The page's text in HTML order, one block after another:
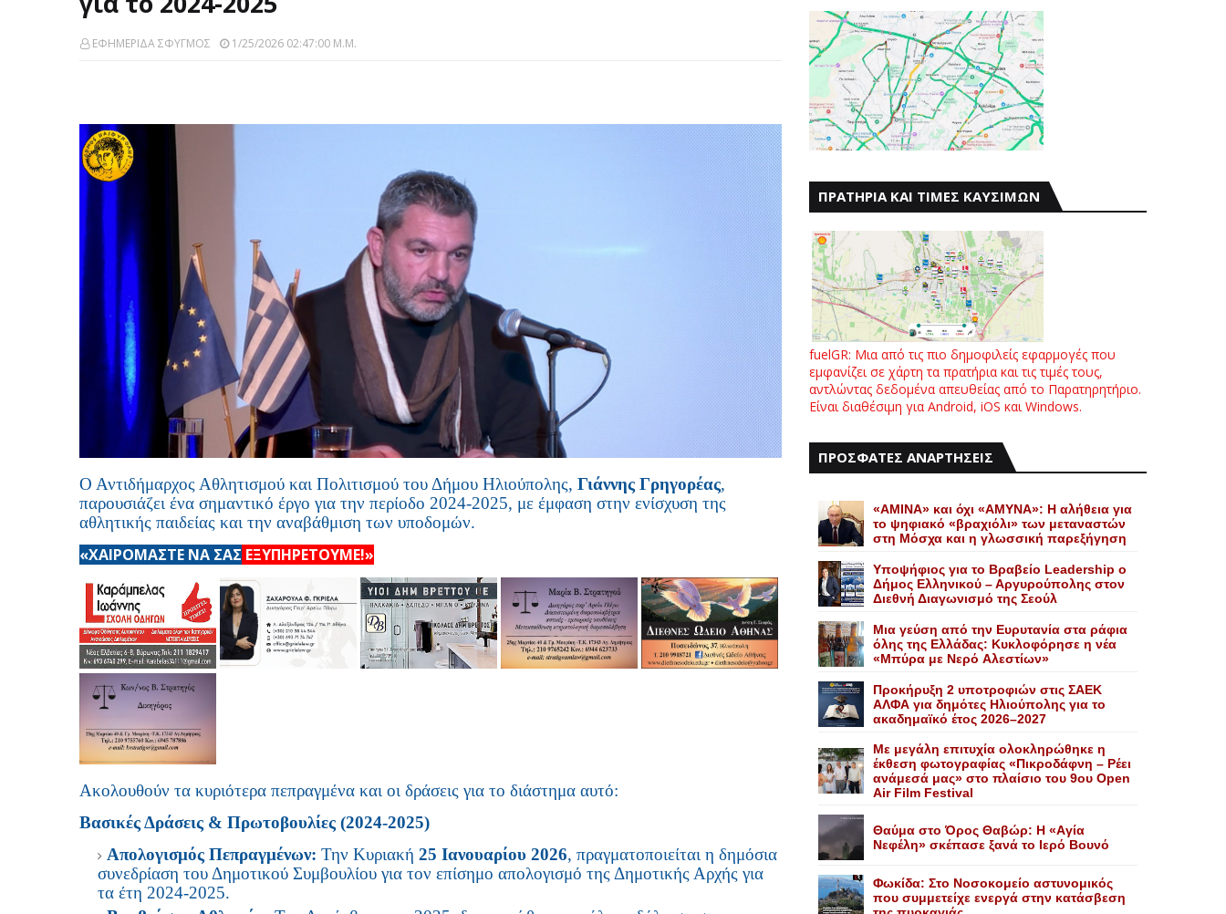
ΕΦΗΜΕΡΙΔΑ ΣΦΥΓΜΟΣ 1/25/2026 02:47:00 Μ.μ.
Ο Αντιδήμαρχος Αθλητισμού και Πολιτισμού του Δήμου Ηλιούπολης, Γιάννης Γρηγορέας,
παρουσιάζει ένα σημαντικό έργο για την περίοδο 2024-2025, με έμφαση στην ενίσχυση της
αθλητικής παιδείας και την αναβάθμιση των υποδομών.
«ΧΑΙΡΟΜΑΣΤΕ ΝΑ ΣΑΣ ΕΞΥΠΗΡΕΤΟΥΜΕ!»
Ακολουθούν τα κυριότερα πεπραγμένα και οι δράσεις για το διάστημα αυτό:
Βασικές Δράσεις & Πρωτοβουλίες (2024-2025)
Απολογισμός Πεπραγμένων: Την Κυριακή 25 Ιανουαρίου 2026, πραγματοποιείται η δημόσια
συνεδρίαση του Δημοτικού Συμβουλίου για τον επίσημο απολογισμό της Δημοτικής Αρχής για
τα έτη 2024-2025.
ΠΡΑΤΗΡΙΑ ΚΑΙ ΤΙΜΕΣ ΚΑΥΣΙΜΩΝ
fuelGR: Μια από τις πιο δημοφιλείς εφαρμογές που
εμφανίζει σε χάρτη τα πρατήρια και τις τιμές τους,
αντλώντας δεδομένα απευθείας από το Παρατηρητήριο.
Είναι διαθέσιμη για Android, iOS και Windows.
ΠΡΟΣΦΑΤΕΣ ΑΝΑΡΤΗΣΕΙΣ
«AMINA» και όχι «ΑΜΥΝΑ»: Η αλήθεια για
το ψηφιακό «βραχιόλι» των μεταναστών
στη Μόσχα και η γλωσσική παρεξήγηση
Yποψήφιος για το Bραβείο Leadership ο
Δήμος Ελληνικού – Αργυρούπολης στον
Διεθνή Διαγωνισμό της Σεούλ
Mια γεύση από την Eυρυτανία στα ράφια
όλης της Ελλάδας: Κυκλοφόρησε η νέα
«Μπύρα με Nερό Aλεστίων»
Προκήρυξη 2 υποτροφιών στις ΣΑΕΚ
ΑΛΦΑ για δημότες Ηλιούπολης για το
ακαδημαϊκό έτος 2026–2027
Με μεγάλη επιτυχία ολοκληρώθηκε η
έκθεση φωτογραφίας «Πικροδάφνη – Ρέει
ανάμεσά μας» στο πλαίσιο του 9ου Open
Air Film Festival
Θαύμα στο Όρος Θαβώρ: H «Aγία
Nεφέλη» σκέπασε ξανά το Iερό Bουνό
Φωκίδα: Στο Νοσοκομείο αστυνομικός
που συμμετείχε ενεργά στην κατάσβεση